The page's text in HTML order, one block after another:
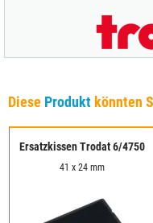
Diese Produkt könnten
Ersatzkissen Trodat 6/4750
41 x 24 mm